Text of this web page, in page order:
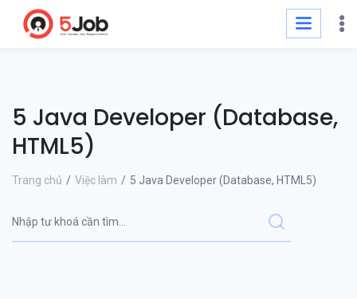
5 Java Developer (Database,
HTML5)
Trang chủ Việc làm 5 Java Developer (Database, HTML5)